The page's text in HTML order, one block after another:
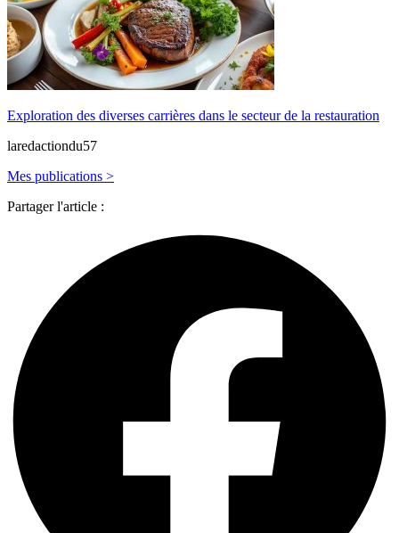
Exploration des diverses carrières dans le secteur de la restauration
laredactiondu57
Mes publications >
Partager l'article :